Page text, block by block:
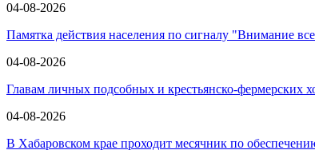
04-08-2026
Памятка действия населения по сигналу "Внимание
04-08-2026
Главам личных подсобных и крестьянско-фермерских
04-08-2026
В Хабаровском крае проходит месячник по